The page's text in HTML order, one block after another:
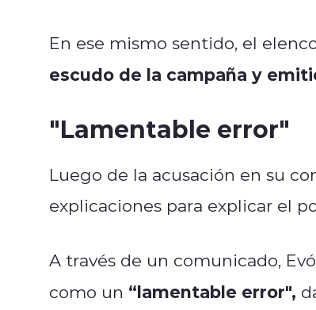
En ese mismo sentido, el
escudo de la campaña y
"Lamentable error"
Luego de la acusación en su
explicaciones para explicar el
A través de un comunicado,
como un “lamentable error",